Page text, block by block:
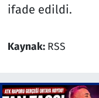
ifade edildi.
Kaynak: RSS